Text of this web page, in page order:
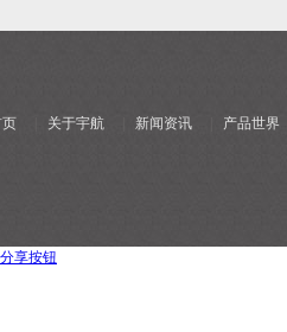
关于宇航 新闻资讯 产品世界
分享按钮